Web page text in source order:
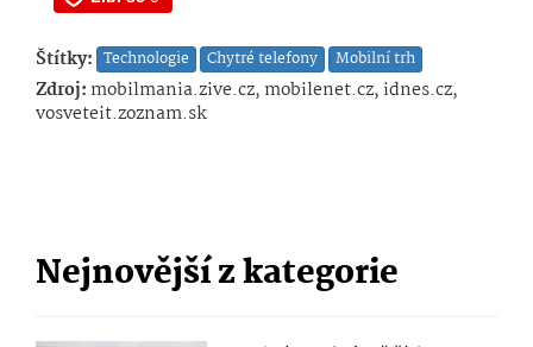
Štítky: Technologie Chytré telefony Mobilní trh
Zdroj: mobilmania.zive.cz, mobilenet.cz, idnes.cz,
vosveteit.zoznam.sk
Nejnovější z kategorie